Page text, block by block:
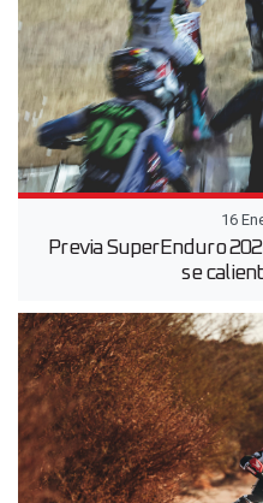
16
Previa SuperEnduro
se